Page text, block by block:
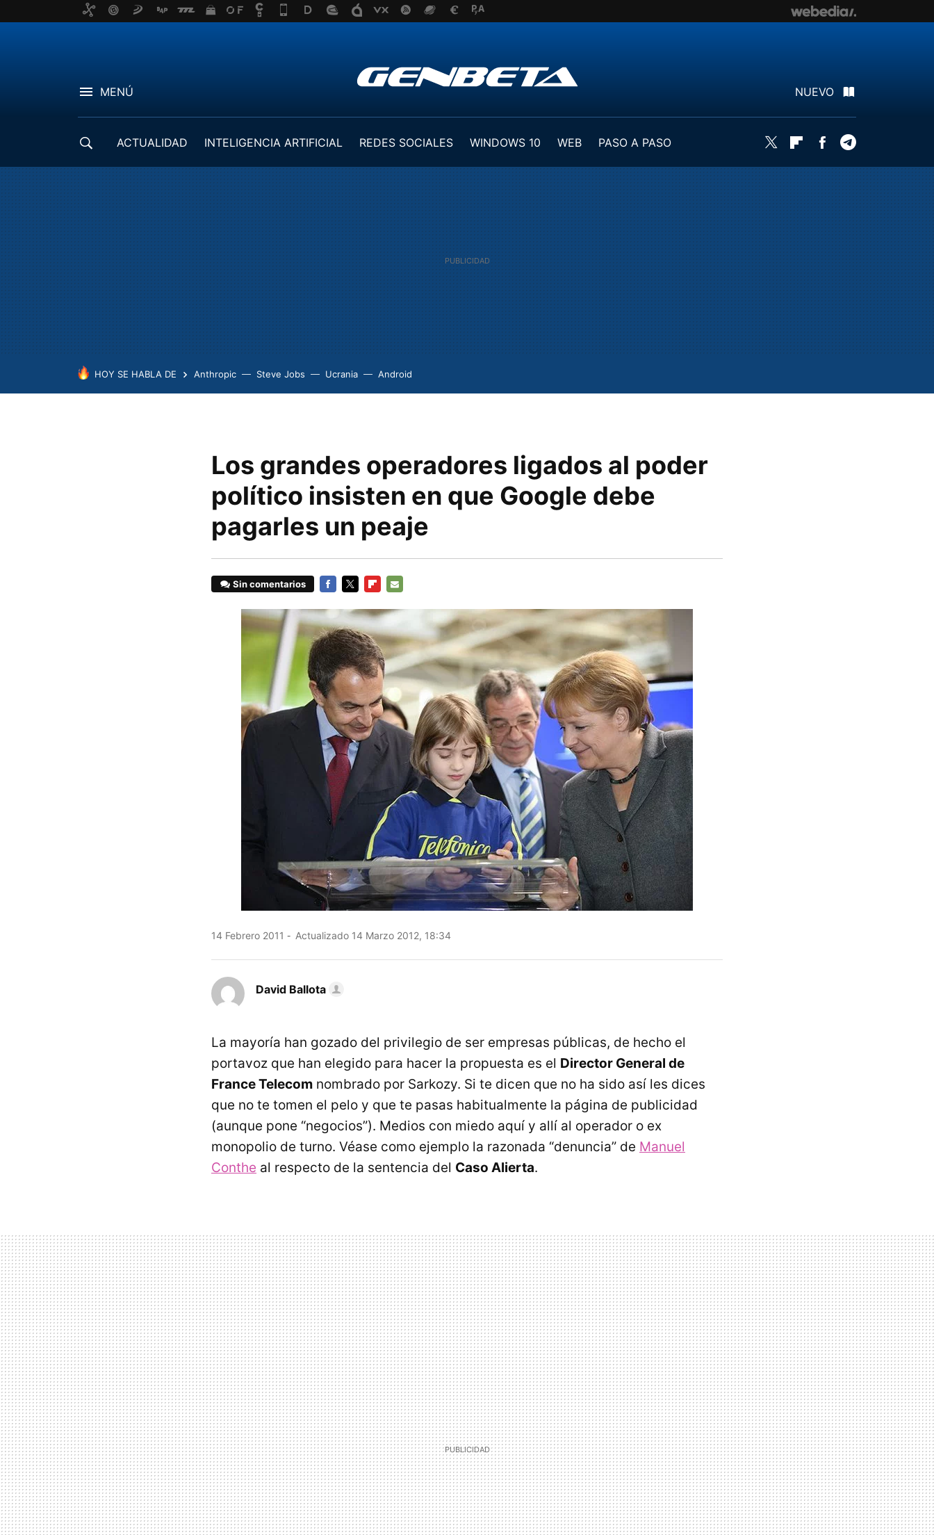
MENÚ NUEVO
ACTUALIDAD INTELIGENCIA ARTIFICIAL REDES SOCIALES WINDOWS 10 WEB
PASO A PASO
Twitter FlipboardFacebook
HOY SE HABLA DE Anthropic Steve Jobs Ucrania Android
Los grandes operadores ligados al poder
político insisten en que Google debe
pagarles un peaje
Sin comentarios
MAIL
14 Febrero 2011 Actualizado 14 Marzo 2012, 18:34
David Ballota
La mayoría han gozado del privilegio de ser empresas públicas, de hecho el
portavoz que han elegido para hacer la propuesta es el Director General de
France Telecom nombrado por Sarkozy. Si te dicen que no ha sido así les dices
que no te tomen el pelo y que te pasas habitualmente la página de publicidad
(aunque pone “negocios”). Medios con miedo aquí y allí al operador o ex
monopolio de turno. Véase como ejemplo la razonada “denuncia” de Manuel
Conthe al respecto de la sentencia del Caso Alierta.